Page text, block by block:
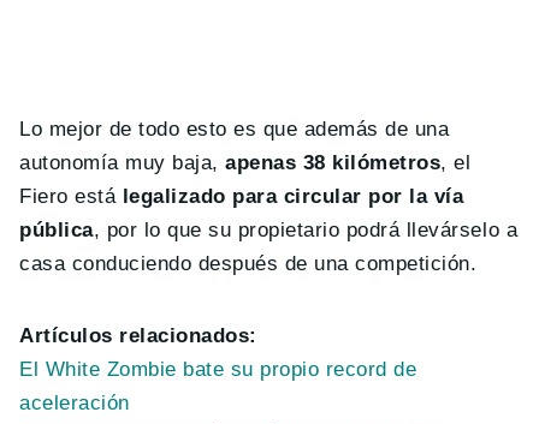
Lo mejor de todo esto es que además de una
autonomía muy baja,apenas 38 kilómetros, el
Fiero está legalizado para circular por la vía
pública, por lo que su propietario podrá llevárselo a
casa conduciendo después de una competición.
Artículos relacionados:
El White Zombie bate su propio record de
aceleración